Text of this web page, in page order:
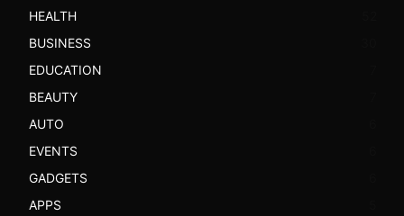
HEALTH
BUSINESS
EDUCATION
BEAUTY
AUTO
EVENTS
GADGETS
APPS